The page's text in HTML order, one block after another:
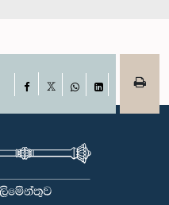
Facebook
WhatsAppLinkedIn